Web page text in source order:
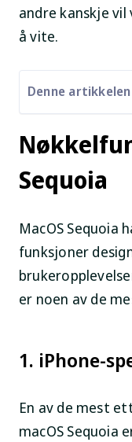
andre kanskje
å vite.
Denne
Sequoia
MacOS Sequoia
funksjoner
er noen av de
1. iPhone-
En av de mest
macOS Sequoia